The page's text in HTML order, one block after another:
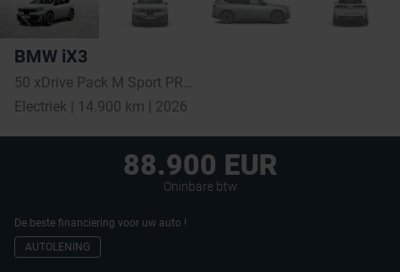
BMW iX3
Electriek | 14.900 km | 2026
88.900 EUR
Oninbare btw
De beste financiering voor uw auto !
AUTOLENING